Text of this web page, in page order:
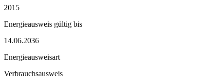
2015
Energieausweis gültig bis
14.06.2036
Energieausweisart
Verbrauchsausweis